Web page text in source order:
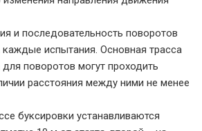
и последовательность поворотов
каждые испытания. Основная трасса
поворотов могут проходить
расстояния между ними не менее
буксировки устанавливаются